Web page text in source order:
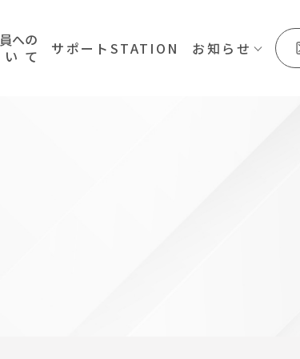
員への
い て サポートSTATION お知らせ